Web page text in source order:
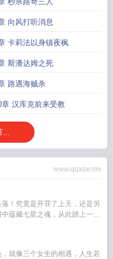
向风打听消息
卡莉法以身镇夜枫
斯潘达姆之死
路遇海贼杀
章 汉库克前来受教
www.qqxsw.mx
！究竟是开罪了上天，还是另
蕴藏七星之魂，从此踏上一...
就像三个女生的相遇，人生若